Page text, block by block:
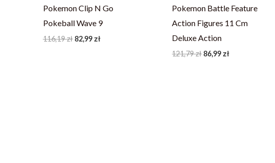
Pokemon Clip N Go
Pokeball Wave 9
116,19zł 82,99 zł
Pokemon Battle Feature
Action Figures 11 Cm
Deluxe Action
121,79zł 86,99 zł